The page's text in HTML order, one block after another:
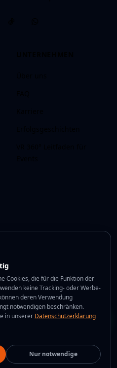
S.L.
Cookies, die für die Funktion der
keine Tracking- oder Werbe-
deren Verwendung
notwendigen beschränken.
in unserer Datenschutzerklärung
Nur notwendige